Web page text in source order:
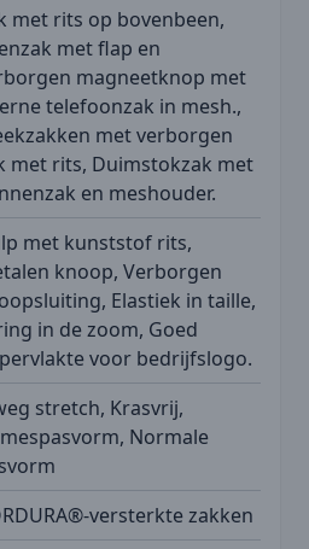
met rits op bovenbeen,
met flap en
magneetknop met
telefoonzak in mesh.,
met verborgen
met rits, Duimstokzak met
en meshouder.
met kunststof rits,
knoop, Verborgen
Elastiek in taille,
in de zoom, Goed
voor bedrijfslogo.
stretch, Krasvrij,
Normale
versterkte zakken